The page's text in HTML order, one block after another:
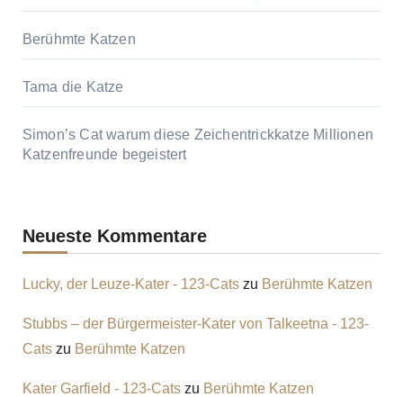
Berühmte Katzen
Tama die Katze
Simon’s Cat warum diese Zeichentrickkatze Millionen
Katzenfreunde begeistert
Neueste Kommentare
Lucky, der Leuze-Kater - 123-Catszu Berühmte Katzen
Stubbs – der Bürgermeister-Kater von Talkeetna - 123-
Catszu Berühmte Katzen
Kater Garfield - 123-Catszu Berühmte Katzen